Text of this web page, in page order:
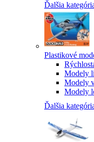
Ďalšia
Plastikové
Modely
Modely
Modely
Ďalšia